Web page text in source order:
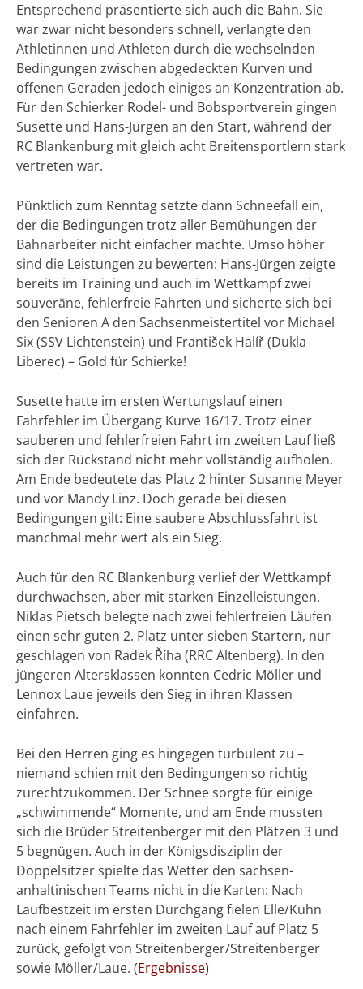
Entsprechend präsentierte sich auch die Bahn. Sie
war zwar nicht besonders schnell, verlangte den
Athletinnen und Athleten durch die wechselnden
Bedingungen zwischen abgedeckten Kurven und
offenen Geraden jedoch einiges an Konzentration ab.
Für den Schierker Rodel- und Bobsportverein gingen
Susette und Hans-Jürgen an den Start, während der
RC Blankenburg mit gleich acht Breitensportlern stark
vertreten war.
Pünktlich zum Renntag setzte dann Schneefall ein,
der die Bedingungen trotz aller Bemühungen der
Bahnarbeiter nicht einfacher machte. Umso höher
sind die Leistungen zu bewerten: Hans-Jürgen zeigte
bereits im Training und auch im Wettkampf zwei
souveräne, fehlerfreie Fahrten und sicherte sich bei
den Senioren A den Sachsenmeistertitel vor Michael
Six (SSV Lichtenstein) und František Halíř (Dukla
Liberec) – Gold für Schierke!
Susette hatte im ersten Wertungslauf einen
Fahrfehler im Übergang Kurve 16/17. Trotz einer
sauberen und fehlerfreien Fahrt im zweiten Lauf ließ
sich der Rückstand nicht mehr vollständig aufholen.
Am Ende bedeutete das Platz 2 hinter Susanne Meyer
und vor Mandy Linz. Doch gerade bei diesen
Bedingungen gilt: Eine saubere Abschlussfahrt ist
manchmal mehr wert als ein Sieg.
Auch für den RC Blankenburg verlief der Wettkampf
durchwachsen, aber mit starken Einzelleistungen.
Niklas Pietsch belegte nach zwei fehlerfreien Läufen
einen sehr guten 2. Platz unter sieben Startern, nur
geschlagen von Radek Říha (RRC Altenberg). In den
jüngeren Altersklassen konnten Cedric Möller und
Lennox Laue jeweils den Sieg in ihren Klassen
einfahren.
Bei den Herren ging es hingegen turbulent zu –
niemand schien mit den Bedingungen so richtig
zurechtzukommen. Der Schnee sorgte für einige
„schwimmende“ Momente, und am Ende mussten
sich die Brüder Streitenberger mit den Plätzen 3 und
5 begnügen. Auch in der Königsdisziplin der
Doppelsitzer spielte das Wetter den sachsen-
anhaltinischen Teams nicht in die Karten: Nach
Laufbestzeit im ersten Durchgang fielen Elle/Kuhn
nach einem Fahrfehler im zweiten Lauf auf Platz 5
zurück, gefolgt von Streitenberger/Streitenberger
sowie Möller/Laue. (Ergebnisse)